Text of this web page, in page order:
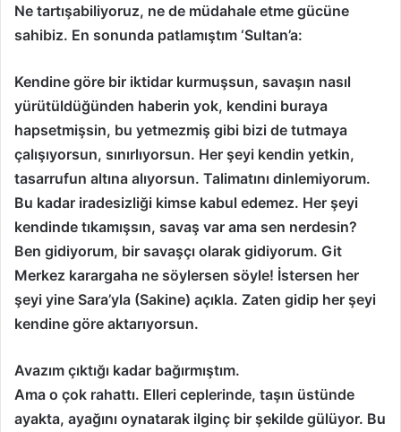
Ne tartışabiliyoruz, ne de müdahale etme gücüne
sahibiz. En sonunda patlamıştım ‘Sultan’a:
Kendine göre bir iktidar kurmuşsun, savaşın nasıl
yürütüldüğünden haberin yok, kendini buraya
hapsetmişsin, bu yetmezmiş gibi bizi de tutmaya
çalışıyorsun, sınırlıyorsun. Her şeyi kendin yetkin,
tasarrufun altına alıyorsun. Talimatını dinlemiyorum.
Bu kadar iradesizliği kimse kabul edemez. Her şeyi
kendinde tıkamışsın, savaş var ama sen nerdesin?
Ben gidiyorum, bir savaşçı olarak gidiyorum. Git
Merkez karargaha ne söylersen söyle! İstersen her
şeyi yine Sara’yla (Sakine) açıkla. Zaten gidip her şeyi
kendine göre aktarıyorsun.
Avazım çıktığı kadar bağırmıştım.
Ama o çok rahattı. Elleri ceplerinde, taşın üstünde
ayakta, ayağını oynatarak ilginç bir şekilde gülüyor. Bu